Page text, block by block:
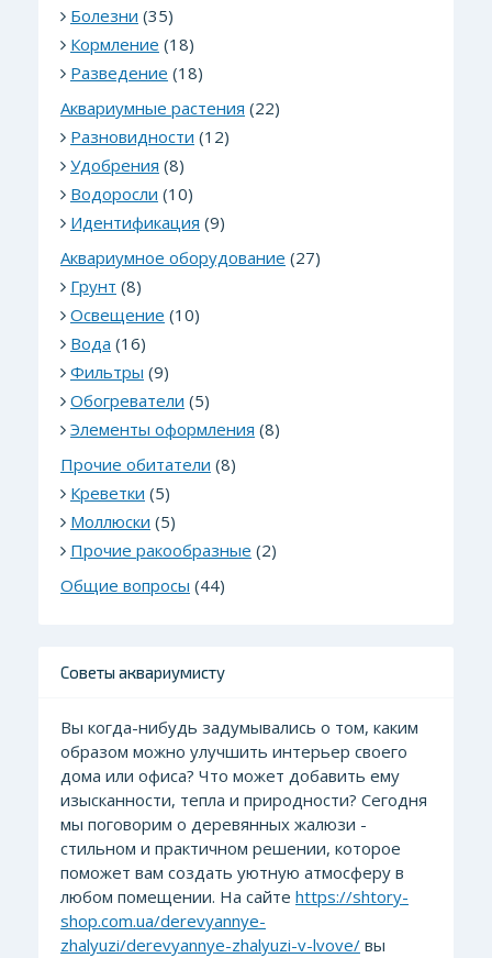
Болезни (35)
Кормление (18)
Разведение (18)
Аквариумные растения (22)
Разновидности (12)
Удобрения (8)
Водоросли (10)
Идентификация (9)
Аквариумное оборудование (27)
Грунт (8)
Освещение (10)
Вода (16)
Фильтры (9)
Обогреватели (5)
Элементы оформления (8)
Прочие обитатели (8)
Креветки (5)
Моллюски (5)
Прочие ракообразные (2)
Общие вопросы (44)
Советы аквариумисту
Вы когда-нибудь задумывались о том, каким
образом можно улучшить интерьер своего
дома или офиса? Что может добавить ему
изысканности, тепла и природности? Сегодня
мы поговорим о деревянных жалюзи -
стильном и практичном решении, которое
поможет вам создать уютную атмосферу в
любом помещении. На сайте https://shtory-
shop.com.ua/derevyannye-
zhalyuzi/derevyannye-zhalyuzi-v-lvove/ вы